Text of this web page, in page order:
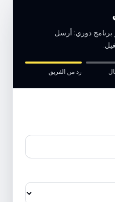
برنامج دوري: أرسل
رد من الفريق